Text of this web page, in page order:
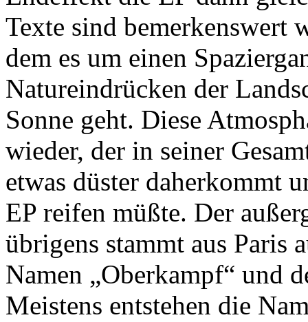
Texte sind bemerkenswert
dem es um einen
Natureindrücken der
Sonne geht. Diese
wieder, der in seiner
etwas düster daherkommt
EP reifen müßte. Der
übrigens stammt aus Paris
Namen „Oberkampf“ und
Meistens entstehen die